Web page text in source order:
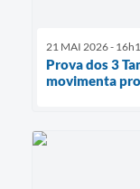
21 MAI 2026 -
Prova dos 3
movimenta